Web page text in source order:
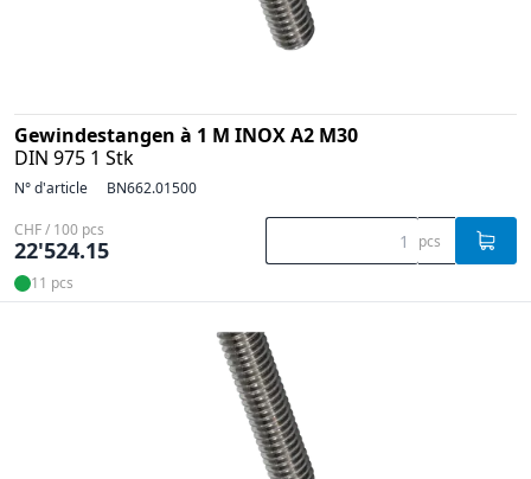
Gewindestangen à 1 M INOX A2 M30
DIN 975 1 Stk
N° d'article BN662.01500
CHF / 100 pcs
22'524.15 pcs
11 pcs